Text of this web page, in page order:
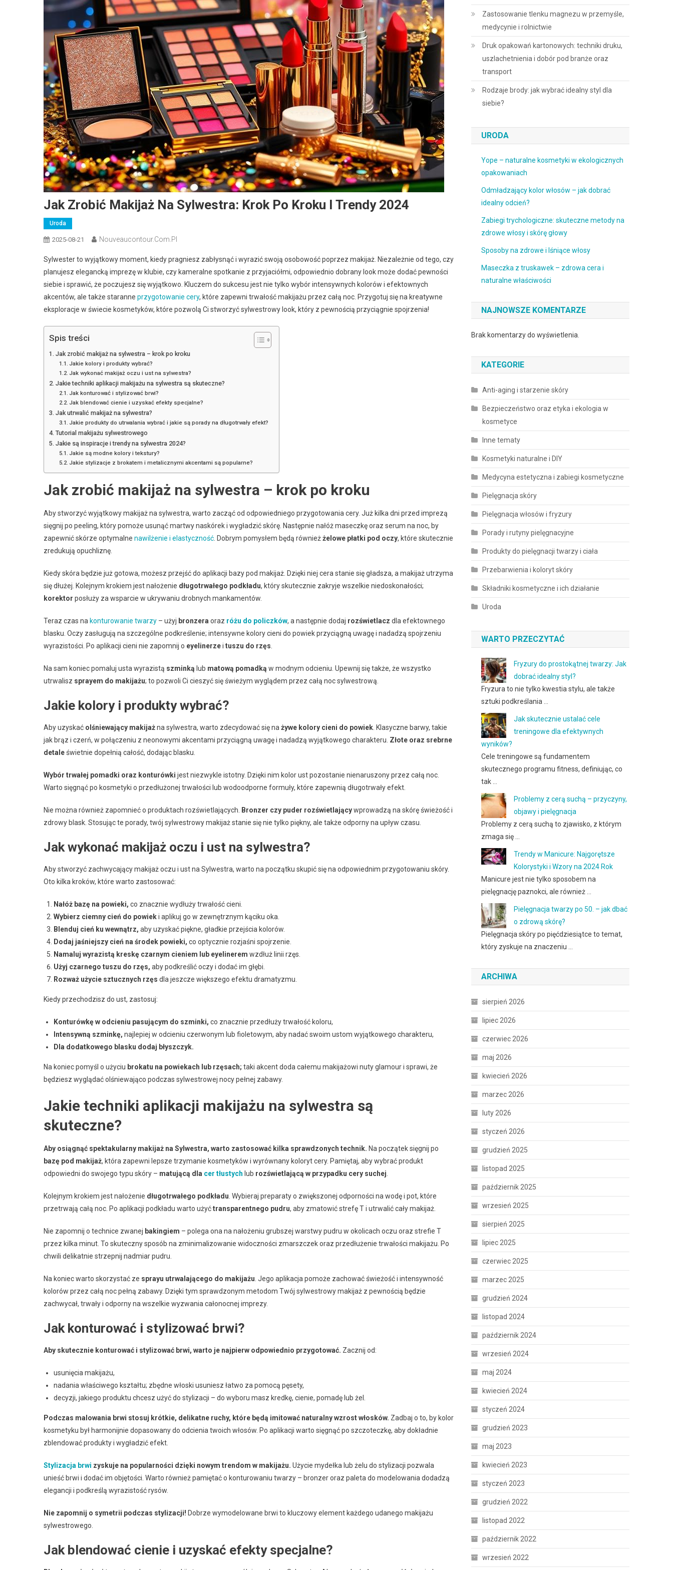
Jak Zrobić Makijaż Na Sylwestra: Krok Po Kroku I Trendy 2024
Uroda
2025-08-21 Nouveaucontour.com.pl
Sylwester to wyjątkowy moment, kiedy pragniesz zabłysnąć i wyrazić swoją osobowość poprzez makijaż. Niezależnie od tego, czy
planujesz elegancką imprezę w klubie, czy kameralne spotkanie z przyjaciółmi, odpowiednio dobrany look może dodać pewności
siebie i sprawić, że poczujesz się wyjątkowo. Kluczem do sukcesu jest nie tylko wybór intensywnych kolorów i efektownych
akcentów, ale także staranne przygotowanie cery, które zapewni trwałość makijażu przez całą noc. Przygotuj się na kreatywne
eksploracje w świecie kosmetyków, które pozwolą Ci stworzyć sylwestrowy look, który z pewnością przyciągnie spojrzenia!
Spis treści
Jak zrobić makijaż na sylwestra – krok po kroku
Jakie kolory i produkty wybrać?
Jak wykonać makijaż oczu i ust na sylwestra?
Jakie techniki aplikacji makijażu na sylwestra są skuteczne?
Jak konturować i stylizować brwi?
Jak blendować cienie i uzyskać efekty specjalne?
Jak utrwalić makijaż na sylwestra?
Jakie produkty do utrwalania wybrać i jakie są porady na długotrwały efekt?
Tutorial makijażu sylwestrowego
Jakie są inspiracje i trendy na sylwestra 2024?
Jakie są modne kolory i tekstury?
Jakie stylizacje z brokatem i metalicznymi akcentami są popularne?
Jak zrobić makijaż na sylwestra – krok po kroku
Aby stworzyć wyjątkowy makijaż na sylwestra, warto zacząć od odpowiedniego przygotowania cery. Już kilka dni przed imprezą
sięgnij po peeling, który pomoże usunąć martwy naskórek i wygładzić skórę. Następnie nałóż maseczkę oraz serum na noc, by
zapewnić skórze optymalne nawilżenie i elastyczność . Dobrym pomysłem będą równieżżelowe płatki pod oczy, które skutecznie
zredukują opuchliznę.
Kiedy skóra będzie już gotowa, możesz przejść do aplikacji bazy pod makijaż. Dzięki niej cera stanie się gładsza, a makijaż utrzyma
się dłużej. Kolejnym krokiem jest nałożenie długotrwałego podkładu, który skutecznie zakryje wszelkie niedoskonałości;
korektor posłuży za wsparcie w ukrywaniu drobnych mankamentów.
Teraz czas na konturowanie twarzy – użyj bronzera oraz różu do policzków, a następnie dodaj rozświetlacz dla efektownego
blasku. Oczy zasługują na szczególne podkreślenie; intensywne kolory cieni do powiek przyciągną uwagę i nadadzą spojrzeniu
wyrazistości. Po aplikacji cieni nie zapomnij o eyelinerzei tuszu do rzęs
Na sam koniec pomaluj usta wyrazistą szminką lub matową pomadką w modnym odcieniu. Upewnij się także, że wszystko
utrwalisz sprayem do makijażu; to pozwoli Ci cieszyć się świeżym wyglądem przez całą noc sylwestrową.
Jakie kolory i produkty wybrać?
Aby uzyskać olśniewający makijażna sylwestra, warto zdecydować się na żywe kolory cieni do powiek . Klasyczne barwy, takie
jak brąz i czerń, w połączeniu z neonowymi akcentami przyciągną uwagę i nadadzą wyjątkowego charakteru. Złote oraz srebrne
detaleświetnie dopełnią całość, dodając blasku.
Wybór trwałej pomadki oraz konturówki jest niezwykle istotny. Dzięki nim kolor ust pozostanie nienaruszony przez całą noc.
Warto sięgnąć po kosmetyki o przedłużonej trwałości lub wodoodporne formuły, które zapewnią długotrwały efekt.
Nie można również zapomnieć o produktach rozświetlających. Bronzer czy puder rozświetlającywprowadzą na skórę świeżość i
zdrowy blask. Stosując te porady, twój sylwestrowy makijaż stanie się nie tylko piękny, ale także odporny na upływ czasu.
Jak wykonać makijaż oczu i ust na sylwestra?
Aby stworzyć zachwycający makijaż oczu i ust na Sylwestra, warto na początku skupić się na odpowiednim przygotowaniu skóry.
Oto kilka kroków, które warto zastosować:
Nałóż bazę na powieki, co znacznie wydłuży trwałość cieni.
Wybierz ciemny cień do powieki aplikuj go w zewnętrznym kąciku oka.
Blenduj cień ku wewnątrz, aby uzyskać piękne, gładkie przejścia kolorów.
Dodaj jaśniejszy cień na środek powieki, co optycznie rozjaśni spojrzenie.
Namaluj wyrazistą kreskę czarnym cieniem lub eyelinerem wzdłuż linii rzęs.
Użyj czarnego tuszu do rzęs, aby podkreślić oczy i dodać im głębi.
Rozważ użycie sztucznych rzęs dla jeszcze większego efektu dramatyzmu.
Kiedy przechodzisz do ust, zastosuj:
Konturówkę w odcieniu pasującym do szminki, co znacznie przedłuży trwałość koloru,
Intensywną szminkę, najlepiej w odcieniu czerwonym lub fioletowym, aby nadać swoim ustom wyjątkowego charakteru,
Dla dodatkowego blasku dodaj błyszczyk.
Na koniec pomyśl o użyciu brokatu na powiekach lub rzęsach; taki akcent doda całemu makijażowi nuty glamour i sprawi, że
będziesz wyglądać olśniewająco podczas sylwestrowej nocy pełnej zabawy.
Jakie techniki aplikacji makijażu na sylwestra są
skuteczne?
Aby osiągnąć spektakularny makijaż na Sylwestra, warto zastosować kilka sprawdzonych technik. Na początek sięgnij po
bazę pod makijaż, która zapewni lepsze trzymanie kosmetyków i wyrównany koloryt cery. Pamiętaj, aby wybrać produkt
odpowiedni do swojego typu skóry – matującą dla cer tłustych lub rozświetlającą w przypadku cery suchej
Kolejnym krokiem jest nałożenie długotrwałego podkładu . Wybieraj preparaty o zwiększonej odporności na wodę i pot, które
przetrwają całą noc. Po aplikacji podkładu warto użyćtransparentnego pudru, aby zmatowić strefę T i utrwalić cały makijaż.
Nie zapomnij o technice zwanej bakingiem – polega ona na nałożeniu grubszej warstwy pudru w okolicach oczu oraz strefie T
przez kilka minut. To skuteczny sposób na zminimalizowanie widoczności zmarszczek oraz przedłużenie trwałości makijażu. Po
chwili delikatnie strzepnij nadmiar pudru.
Na koniec warto skorzystać ze sprayu utrwalającego do makijażu . Jego aplikacja pomoże zachować świeżość i intensywność
kolorów przez całą noc pełną zabawy. Dzięki tym sprawdzonym metodom Twój sylwestrowy makijaż z pewnością będzie
zachwycał, trwały i odporny na wszelkie wyzwania całonocnej imprezy.
Jak konturować i stylizować brwi?
Aby skutecznie konturować i stylizować brwi, warto je najpierw odpowiednio przygotować. Zacznij od:
usunięcia makijażu,
nadania właściwego kształtu; zbędne włoski usuniesz łatwo za pomocą pęsety,
decyzji, jakiego produktu chcesz użyć do stylizacji – do wyboru masz kredkę, cienie, pomadę lub żel.
Podczas malowania brwi stosuj krótkie, delikatne ruchy, które będą imitować naturalny wzrost włosków. Zadbaj o to, by kolor
kosmetyku był harmonijnie dopasowany do odcienia twoich włosów. Po aplikacji warto sięgnąć po szczoteczkę, aby dokładnie
zblendować produkty i wygładzić efekt.
Stylizacja brwi zyskuje na popularności dzięki nowym trendom w makijażu. Użycie mydełka lub żelu do stylizacji pozwala
unieść brwi i dodać im objętości. Warto również pamiętać o konturowaniu twarzy – bronzer oraz paleta do modelowania dodadzą
elegancji i podkreślą wyrazistość rysów.
Nie zapomnij o symetrii podczas stylizacji! Dobrze wymodelowane brwi to kluczowy element każdego udanego makijażu
sylwestrowego.
Jak blendować cienie i uzyskać efekty specjalne?
Zastosowanie tlenku magnezu w przemyśle,
medycynie i rolnictwie
Druk opakowań kartonowych: techniki druku,
uszlachetnienia i dobór pod branże oraz
transport
Rodzaje brody: jak wybrać idealny styl dla
siebie?
URODA
Yope – naturalne kosmetyki w ekologicznych
opakowaniach
Odmładzający kolor włosów – jak dobrać
idealny odcień?
Zabiegi trychologiczne: skuteczne metody na
zdrowe włosy i skórę głowy
Sposoby na zdrowe i lśniące włosy
Maseczka z truskawek – zdrowa cera i
naturalne właściwości
NAJNOWSZE KOMENTARZE
Brak komentarzy do wyświetlenia.
KATEGORIE
Anti-aging i starzenie skóry
Bezpieczeństwo oraz etyka i ekologia w
kosmetyce
Inne tematy
Kosmetyki naturalne i DIY
Medycyna estetyczna i zabiegi kosmetyczne
Pielęgnacja skóry
Pielęgnacja włosów i fryzury
Porady i rutyny pielęgnacyjne
Produkty do pielęgnacji twarzy i ciała
Przebarwienia i koloryt skóry
Składniki kosmetyczne i ich działanie
Uroda
WARTO PRZECZYTAĆ
Fryzury do prostokątnej twarzy: Jak
dobrać idealny styl?
Fryzura to nie tylko kwestia stylu, ale także
sztuki podkreślania …
Jak skutecznie ustalać cele
treningowe dla efektywnych
wyników?
Cele treningowe są fundamentem
skutecznego programu fitness, definiując, co
tak …
Problemy z cerą suchą – przyczyny,
objawy i pielęgnacja
Problemy z cerą suchą to zjawisko, z którym
zmaga się …
Trendy w Manicure: Najgorętsze
Kolorystyki i Wzory na 2024 Rok
Manicure jest nie tylko sposobem na
pielęgnację paznokci, ale również …
Pielęgnacja twarzy po 50. – jak dbać
o zdrową skórę?
Pielęgnacja skóry po pięćdziesiątce to temat,
który zyskuje na znaczeniu …
ARCHIWA
sierpień 2026
lipiec 2026
czerwiec 2026
maj 2026
kwiecień 2026
marzec 2026
luty 2026
styczeń 2026
grudzień 2025
listopad 2025
październik 2025
wrzesień 2025
sierpień 2025
lipiec 2025
czerwiec 2025
marzec 2025
grudzień 2024
listopad 2024
październik 2024
wrzesień 2024
maj 2024
kwiecień 2024
styczeń 2024
grudzień 2023
maj 2023
kwiecień 2023
styczeń 2023
grudzień 2022
listopad 2022
październik 2022
wrzesień 2022